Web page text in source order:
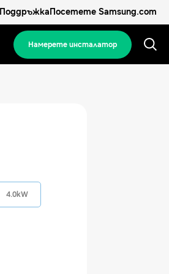
ПоддръжкаПосетете Samsung.com
Намерете инсталатор
4.0kW